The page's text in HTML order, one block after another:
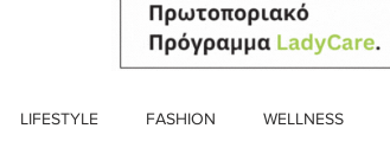
LIFESTYLE FASHION WELLNESS